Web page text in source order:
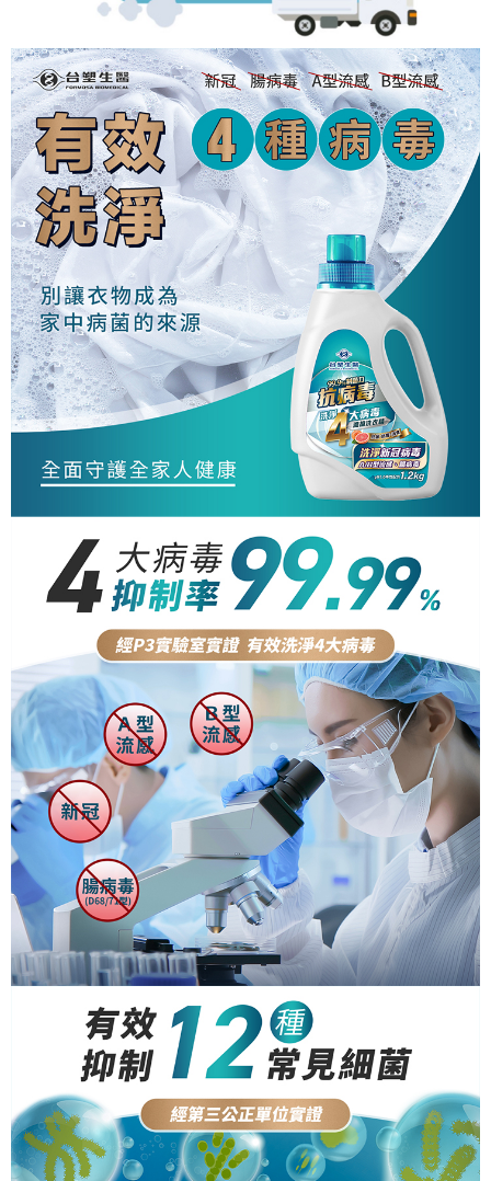
2.付款方式選擇「大哥付你分期」，訂單成立後會自動跳轉到大哥付的交易
流程，驗證手機門號後，選擇欲分期的期數、繳款截止日，確認付款後即完
3.實際核准額度、可分期數及費用金額請依後續交易確認頁面所載為準。
4.訂單成立30分鐘內，如未前往確認交易或遇審核未通過，訂單將自動取
消。如遇「轉專審核」未通過狀況，表示未達大哥付你分期系統評分，恕無
法說明評估內容。
【繳款方式說明】
1.分期款項不併入電信帳單，「大哥付你分期」於每月結算日後寄送繳費提
醒簡訊。
2.透過簡訊連結打開帳單後，可選擇「超商條碼／台灣大直營門市／銀行轉
帳／街口支付／iPASS MONEY」等通路繳費。
【注意事項】
1.本服務係由「台灣大哥大股份有限公司」（以下簡稱本公司）所提供，讓
用戶於交易時，得透過本服務購買商品或服務，並由商店將買賣／分期付款
買賣價金債權讓與本公司後，依約使用本公司帳單繳交帳款。
2.基於同意付款使用「大哥付你分期」之契約關係目的，商店將以您的個人
資料（包含姓名、電話或地址）提供予台灣大哥大進項蒐集、處理及利用，
由本公司與您本人進行分期帳單所需資料之確認、核對及更正。
3.完整用戶服務條款，請詳閱以下連結：
https://oppay.tw/userRule
「Hami Point」為中華電信所提供之點數服務，可於會員專區綁定中華電信
會員帳號後，即可在購物車使用 Hami Point 折抵消費金額 (1點等於1元)。
ATM付款
運送方式
宅配
每筆NT$90，滿NT$1,000(含以上)免運費